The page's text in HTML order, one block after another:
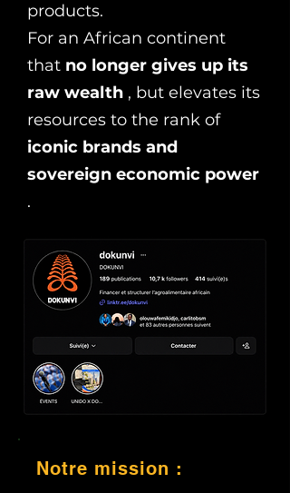
products.
For an African continent
that no longer gives up its
raw wealth , but elevates its
resources to the rank of
iconic brands and
sovereign economic power
.
Notre mission :